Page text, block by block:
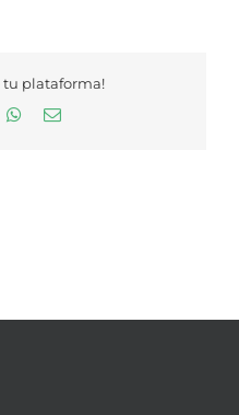
plataforma!
WhatsApp
Correo